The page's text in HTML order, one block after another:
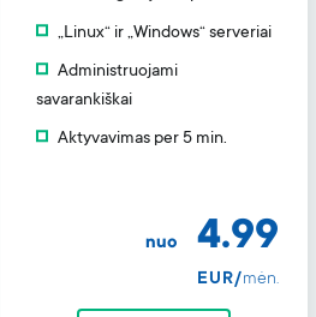
„Linux“ ir „Windows“ serveriai
Administruojami
savarankiškai
Aktyvavimas per 5 min.
nuo 4.99
EUR/mėn.